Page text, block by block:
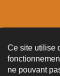
Ce site utilise
ne pouvant